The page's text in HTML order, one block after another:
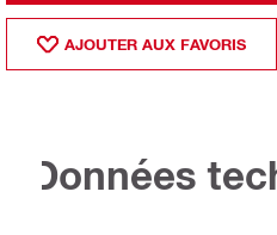
AJOUTER AUX FAVORIS
Données